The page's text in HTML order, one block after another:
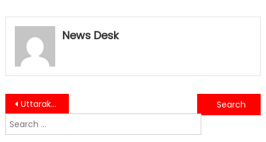
News Desk
Post
navigation
Uttarakhand: शिक्षकों की पदोन्नति के लिए सरकार लाएगी अध्यादेश, प्रदेश में 90 फीसदी प्रधानाचार्य पद खाली
उधम सिंह नगर में “खाता किराए पर देना पड़ा भारी, साइबर ठगी में फंसे युवा”
Search
for: